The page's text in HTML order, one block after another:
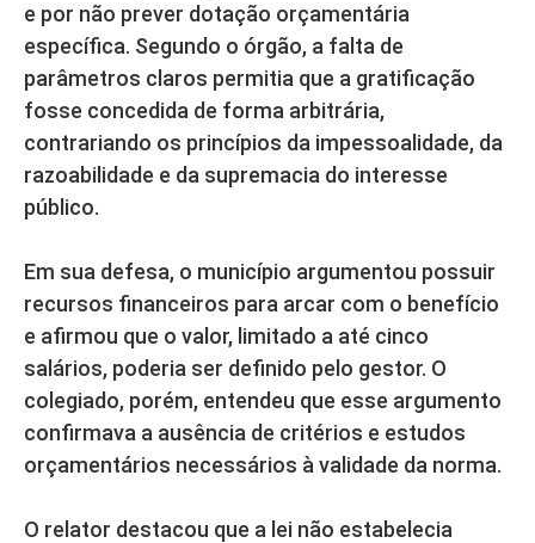
e por não prever dotação orçamentária
específica. Segundo o órgão, a falta de
parâmetros claros permitia que a gratificação
fosse concedida de forma arbitrária,
contrariando os princípios da impessoalidade, da
razoabilidade e da supremacia do interesse
público.
Em sua defesa, o município argumentou possuir
recursos financeiros para arcar com o benefício
e afirmou que o valor, limitado a até cinco
salários, poderia ser definido pelo gestor. O
colegiado, porém, entendeu que esse argumento
confirmava a ausência de critérios e estudos
orçamentários necessários à validade da norma.
O relator destacou que a lei não estabelecia